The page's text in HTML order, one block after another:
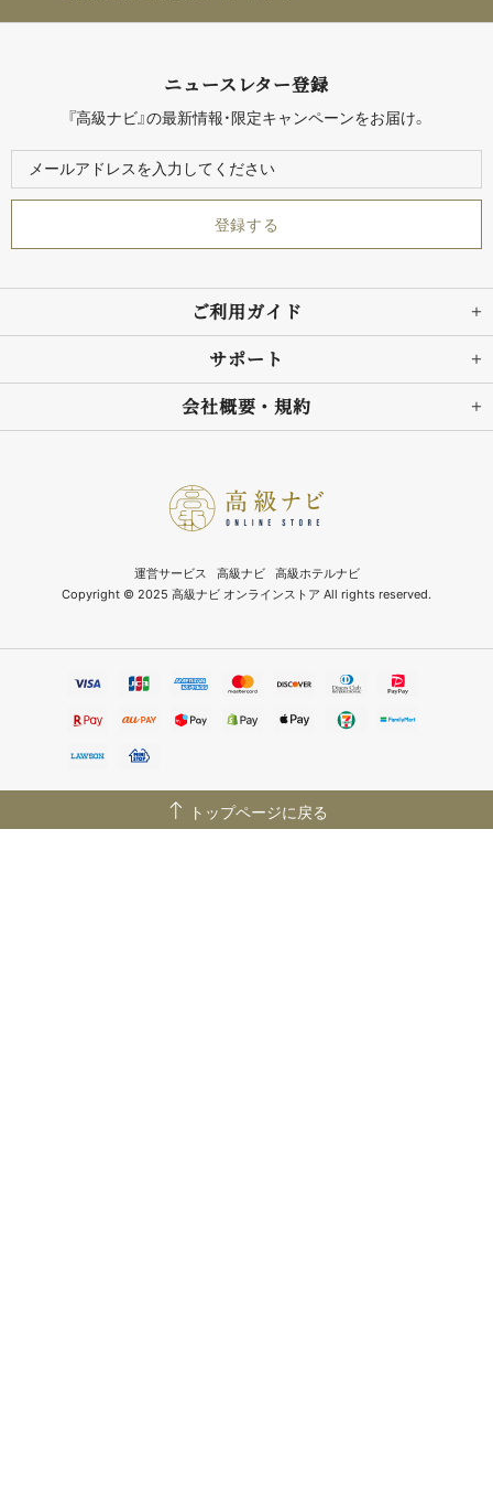
ご利用ガイド
サポート
会社概要・規約
ニュースレター登録
『高級ナビ』の最新情報・限定キャンペーンをお届け。
運営サービス 高級ナビ
高級ホテルナビ
Copyright © 2025 高級ナビ オンラインストア All rights reserved.
トップページに戻る